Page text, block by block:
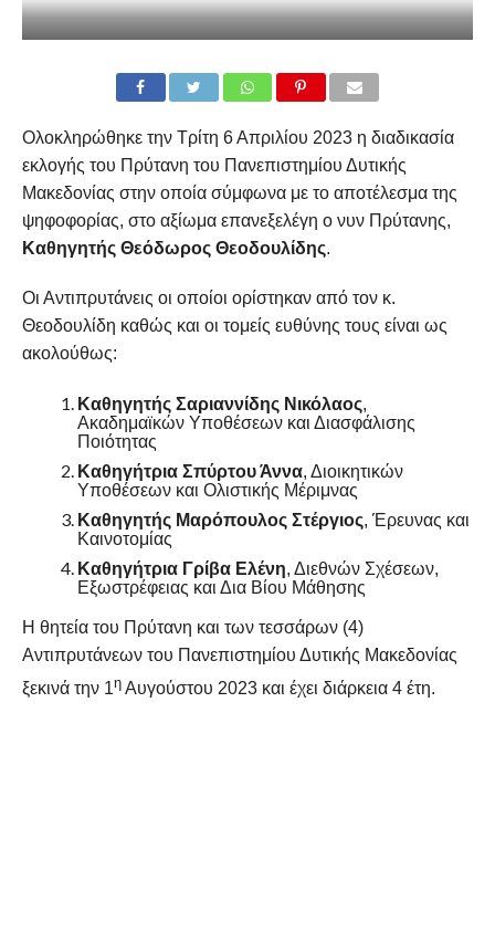
Ολοκληρώθηκε την Τρίτη 6 Απριλίου 2023 η διαδικασία
εκλογής του Πρύτανη του Πανεπιστημίου Δυτικής
Μακεδονίας στην οποία σύμφωνα με το αποτέλεσμα της
ψηφοφορίας, στο αξίωμα επανεξελέγη ο νυν Πρύτανης,
Καθηγητής Θεόδωρος Θεοδουλίδης.
Οι Αντιπρυτάνεις οι οποίοι ορίστηκαν από τον κ.
Θεοδουλίδη καθώς και οι τομείς ευθύνης τους είναι ως
ακολούθως:
Καθηγητής Σαριαννίδης Νικόλαος,
Ακαδημαϊκών Υποθέσεων και Διασφάλισης
Ποιότητας
Καθηγήτρια Σπύρτου Άννα, Διοικητικών
Υποθέσεων και Ολιστικής Μέριμνας
Καθηγητής Μαρόπουλος Στέργιος, Έρευνας και
Καινοτομίας
Καθηγήτρια Γρίβα Ελένη, Διεθνών Σχέσεων,
Εξωστρέφειας και Δια Βίου Μάθησης
Η θητεία του Πρύτανη και των τεσσάρων (4)
Αντιπρυτάνεων του Πανεπιστημίου Δυτικής Μακεδονίας
ξεκινά την 1ηΑυγούστου 2023 και έχει διάρκεια 4 έτη.